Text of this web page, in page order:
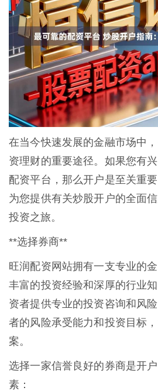
在当今快速发展的金融市场中
资理财的重要途径。如果您有
配资平台，那么开户是至关重
为您提供有关炒股开户的全面
投资之旅。
**选择券商**
旺润配资网站拥有一支专业的
丰富的投资经验和深厚的行业
资者提供专业的投资咨询和风
者的风险承受能力和投资目标
案。
选择一家信誉良好的券商是开
素：